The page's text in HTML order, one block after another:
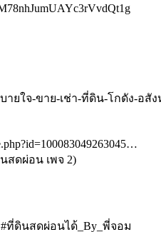
ายใจ-ขาย-เช่า-ที่ดิน-โกดัง-อสัง
สดผ่อน เพจ 2)
ที่ดินสดผ่อนได้_By_พี่จอม